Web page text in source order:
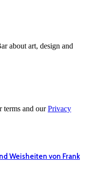
about art, design and
terms and ourPrivacy
Weisheiten von Frank